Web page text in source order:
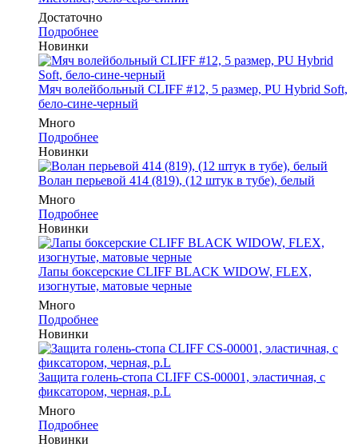
Достаточно
Подробнее
Новинки
Мяч волейбольный CLIFF #12, 5 размер, PU Hybrid Soft,
бело-сине-черный
Много
Подробнее
Новинки
Волан перьевой 414 (819), (12 штук в тубе), белый
Много
Подробнее
Новинки
Лапы боксерские CLIFF BLACK WIDOW, FLEX,
изогнутые, матовые черные
Много
Подробнее
Новинки
Защита голень-стопа CLIFF CS-00001, эластичная, с
фиксатором, черная, р.L
Много
Подробнее
Новинки